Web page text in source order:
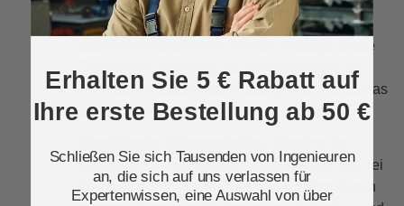
Funkenfrei:Messing ist ein Nichteisenmetall,
das beim Aufprall keine Funken erzeugt. Diese
Eigenschaft ist wichtig bei Anwendungen mit
brennbaren Gasen oder Flüssigkeiten, da es das
Zündrisiko reduziert.
natürliche antimikrobielle Eigenschaften, die bei
Anwendungen mit Trinkwasser von Vorteil sein
Erhalten Sie 5 € Rabatt auf
Ihre erste Bestellung ab 50 €
Schließen Sie sich Tausenden von Ingenieuren
an, die sich auf uns verlassen für
Expertenwissen, eine Auswahl von über